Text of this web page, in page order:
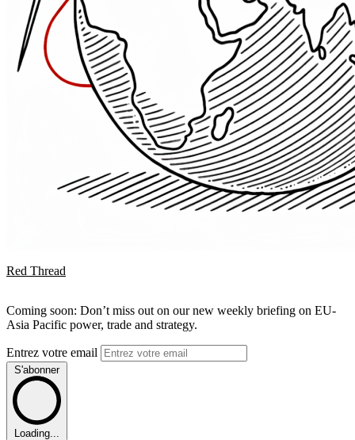
Red Thread
Coming soon: Don’t miss out on our new weekly briefing on EU-
Asia Pacific power, trade and strategy.
Entrez votre email
S'abonner
Loading...